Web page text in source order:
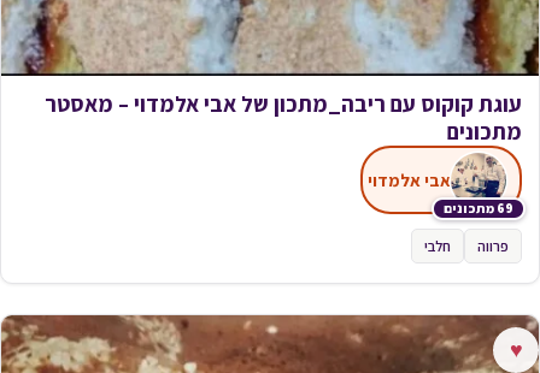
עוגת קוקוס עם ריבה_מתכון של אבי אלמדוי – מאסטר
מתכונים
69 מתכונים
אבי אלמדוי
פרווה חלבי
♥